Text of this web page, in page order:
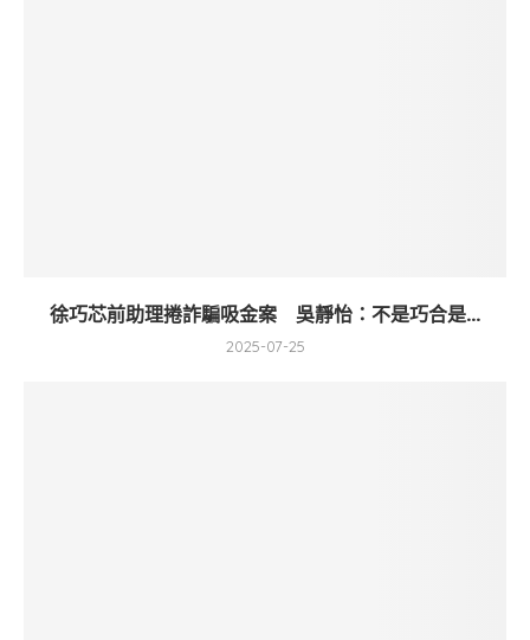
徐巧芯前助理捲詐騙吸金案 吳靜怡：不是巧合是...
2025-07-25